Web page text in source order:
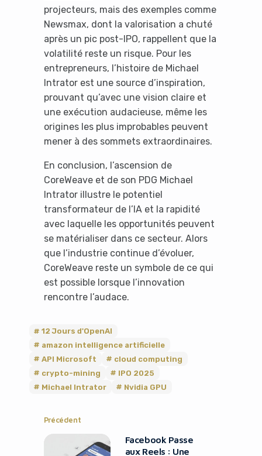
projecteurs, mais des exemples comme
Newsmax, dont la valorisation a chuté
après un pic post-IPO, rappellent que la
volatilité reste un risque. Pour les
entrepreneurs, l’histoire de Michael
Intrator est une source d’inspiration,
prouvant qu’avec une vision claire et
une exécution audacieuse, même les
origines les plus improbables peuvent
mener à des sommets extraordinaires.
En conclusion, l’ascension de
CoreWeave et de son PDG Michael
Intrator illustre le potentiel
transformateur de l’IA et la rapidité
avec laquelle les opportunités peuvent
se matérialiser dans ce secteur. Alors
que l’industrie continue d’évoluer,
CoreWeave reste un symbole de ce qui
est possible lorsque l’innovation
rencontre l’audace.
12 Jours d'OpenAI
amazon intelligence artificielle
API Microsoft
cloud computing
crypto-mining
IPO 2025
Michael Intrator
Nvidia GPU
Précédent
Facebook Passe
aux Reels : Une